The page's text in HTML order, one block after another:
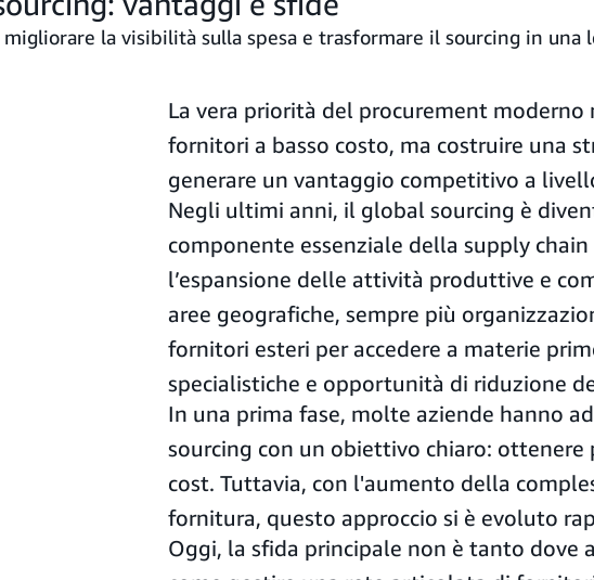
la visibilità sulla spesa e trasformare il sourcing in una
La vera priorità del procurement moderno
fornitori a basso costo, ma costruire una
generare un vantaggio competitivo a
Negli ultimi anni, il global sourcing è
componente essenziale della supply
l’espansione delle attività produttive e
aree geografiche, sempre più
fornitori esteri per accedere a materie
specialistiche e opportunità di riduzione
In una prima fase, molte aziende hanno
sourcing con un obiettivo chiaro:
cost. Tuttavia, con l'aumento della
fornitura, questo approccio si è evoluto
Oggi, la sfida principale non è tanto dove